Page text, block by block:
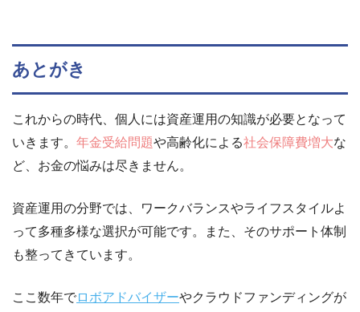
あとがき
これからの時代、個人には資産運用の知識が必要となって
いきます。 年金受給問題や高齢化による社会保障費増大な
ど、お金の悩みは尽きません。
資産運用の分野では、ワークバランスやライフスタイルよ
って多種多様な選択が可能です。また、そのサポート体制
も整ってきています。
ここ数年でロボアドバイザーやクラウドファンディングが